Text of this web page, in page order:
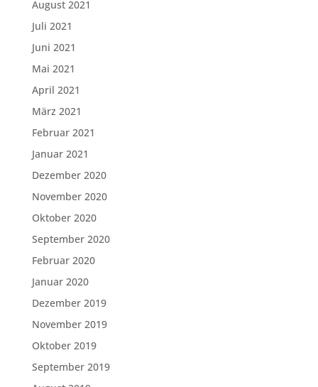
August 2021
Juli 2021
Juni 2021
Mai 2021
April 2021
März 2021
Februar 2021
Januar 2021
Dezember 2020
November 2020
Oktober 2020
September 2020
Februar 2020
Januar 2020
Dezember 2019
November 2019
Oktober 2019
September 2019